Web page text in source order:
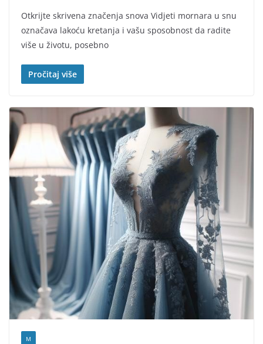
Otkrijte skrivena značenja snova Vidjeti mornara u snu
označava lakoću kretanja i vašu sposobnost da radite
više u životu, posebno
Pročitaj više
M